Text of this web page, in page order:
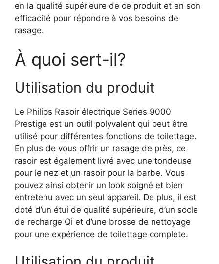
en la qualité supérieure de ce produit et en son
efficacité pour répondre à vos besoins de
rasage.
À quoi sert-il?
Utilisation du produit
Le Philips Rasoir électrique Series 9000
Prestige est un outil polyvalent qui peut être
utilisé pour différentes fonctions de toilettage.
En plus de vous offrir un rasage de près, ce
rasoir est également livré avec une tondeuse
pour le nez et un rasoir pour la barbe. Vous
pouvez ainsi obtenir un look soigné et bien
entretenu avec un seul appareil. De plus, il est
doté d’un étui de qualité supérieure, d’un socle
de recharge Qi et d’une brosse de nettoyage
pour une expérience de toilettage complète.